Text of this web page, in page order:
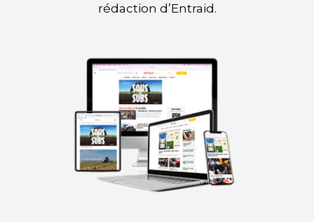
rédaction d’Entraid.